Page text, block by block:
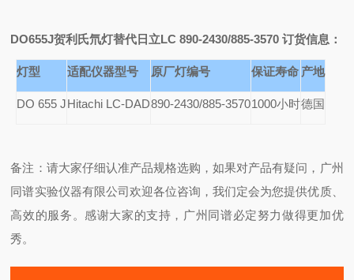
DO655J贺利氏氘灯替代日立LC 890-2430/885-3570 订货信息：
灯型 适配仪器型号 原厂灯编号 保证寿命 产地
DO 655 JHitachi LC-DAD890-2430/885-35701000小时德国
备注：请大家仔细认准产品规格选购，如果对产品有疑问，广州
同谱实验仪器有限公司欢迎各位咨询，我们定会为您提供优质、
高效的服务。感谢大家的支持，广州同谱必定努力做得更加优
秀。